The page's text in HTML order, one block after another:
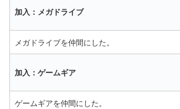
加入：メガドライブ
メガドライブを仲間にした。
加入：ゲームギア
ゲームギアを仲間にした。